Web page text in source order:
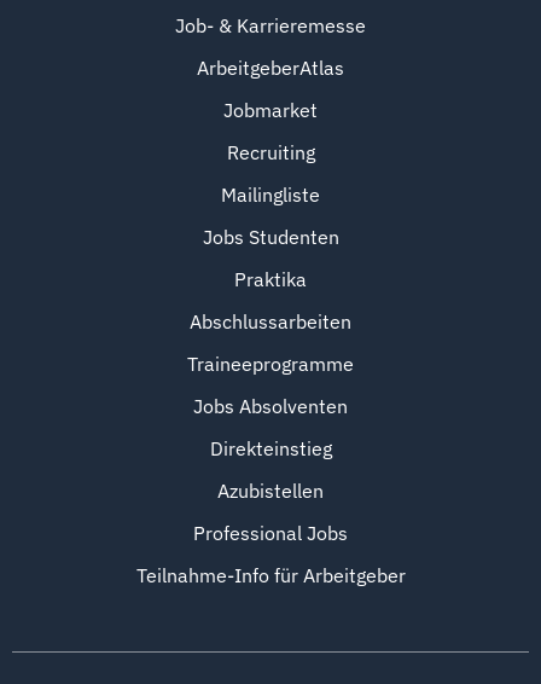
Job- & Karrieremesse
ArbeitgeberAtlas
Jobmarket
Recruiting
Mailingliste
Jobs Studenten
Praktika
Abschlussarbeiten
Traineeprogramme
Jobs Absolventen
Direkteinstieg
Azubistellen
Professional Jobs
Teilnahme-Info für Arbeitgeber